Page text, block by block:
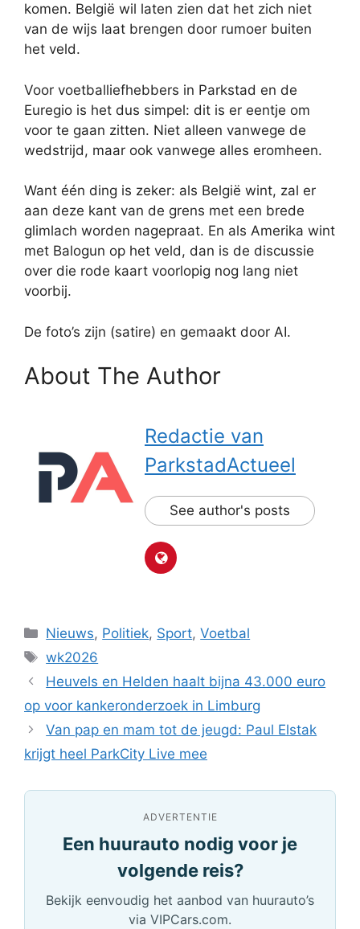
komen. België wil laten zien dat het zich niet
van de wijs laat brengen door rumoer buiten
het veld.
Voor voetballiefhebbers in Parkstad en de
Euregio is het dus simpel: dit is er eentje om
voor te gaan zitten. Niet alleen vanwege de
wedstrijd, maar ook vanwege alles eromheen.
Want één ding is zeker: als België wint, zal er
aan deze kant van de grens met een brede
glimlach worden nagepraat. En als Amerika wint
met Balogun op het veld, dan is de discussie
over die rode kaart voorlopig nog lang niet
voorbij.
De foto’s zijn (satire) en gemaakt door AI.
About The Author
Redactie van
ParkstadActueel
See author's posts
Categorieën
Nieuws, Politiek, Sport,Voetbal
Tags
wk2026
Heuvels en Helden haalt bijna 43.000 euro
op voor kankeronderzoek in Limburg
Van pap en mam tot de jeugd: Paul Elstak
krijgt heel ParkCity Live mee
ADVERTENTIE
Een huurauto nodig voor je
volgende reis?
Bekijk eenvoudig het aanbod van huurauto’s
via VIPCars.com.